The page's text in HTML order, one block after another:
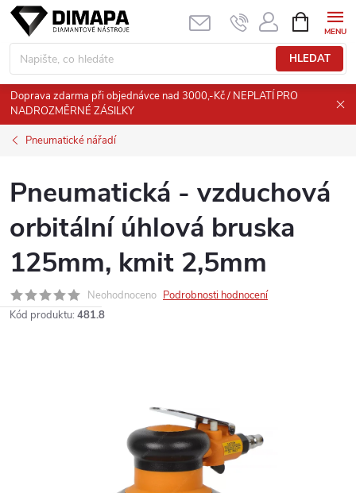
Přejít
obsah
HLEDAT
NÁKUPNÍ
KOŠÍK
Doprava zdarma při objednávce nad 3000,-Kč / NEPLATÍ PRO
NADROZMĚRNÉ ZÁSILKY
Pneumatické nářadí
Pneumatická - vzduchová
orbitální úhlová bruska
125mm, kmit 2,5mm
Neohodnoceno Podrobnosti hodnocení
Kód produktu: 481.8